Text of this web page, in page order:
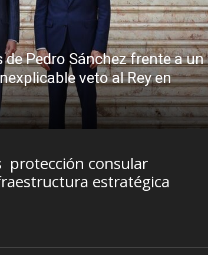
un
Sin disimulo: la
Brasil y la sombra del
R.C. Gómez - 5 agosto, 2026
protección consular
estratégica